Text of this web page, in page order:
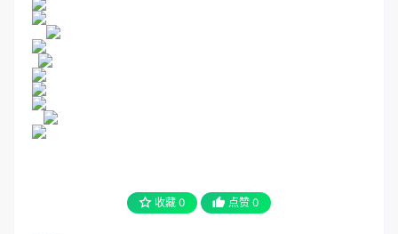
收藏 0 点赞 0